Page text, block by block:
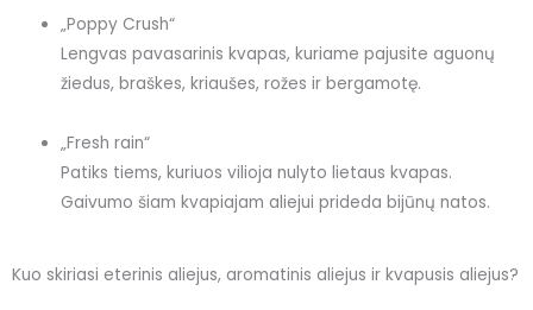
„Poppy Crush“
Lengvas pavasarinis kvapas, kuriame pajusite aguonų
žiedus, braškes, kriaušes, rožes ir bergamotę.
„Fresh rain“
Patiks tiems, kuriuos vilioja nulyto lietaus kvapas.
Gaivumo šiam kvapiajam aliejui prideda bijūnų natos.
Kuo skiriasi eterinis aliejus, aromatinis aliejus ir kvapusis aliejus?